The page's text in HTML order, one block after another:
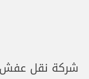
شركة نقل